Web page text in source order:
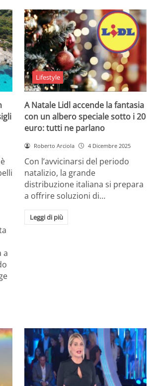
a
Lifestyle
A Natale Lidl accende la fantasia
con un albero speciale sotto i 20
euro: tutti ne parlano
Roberto Arciola 4 Dicembre 2025
Con l’avvicinarsi del periodo
natalizio, la grande
distribuzione italiana si prepara
a offrire soluzioni di…
Leggi di più